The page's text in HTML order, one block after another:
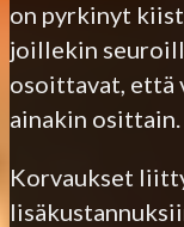
on pyrkinyt
joillekin
osoittavat, että
ainakin osittain.
Korvaukset